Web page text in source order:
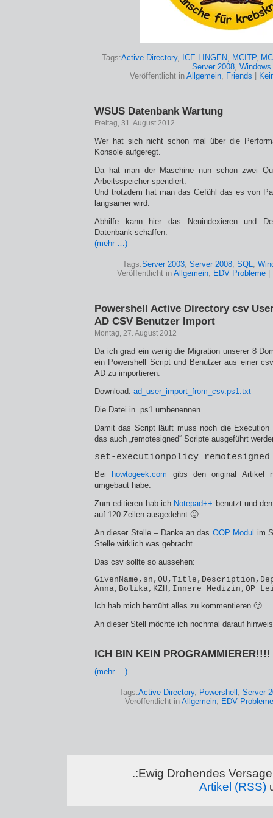
Tags:Active Directory, ICE LINGEN, MCITP,
Server 2008, Windows
Veröffentlicht in Allgemein, Friends
WSUS Datenbank Wartung
Freitag, 31. August 2012
Wer hat sich nicht schon mal über die
Konsole aufgeregt.
Da hat man der Maschine nun schon zwei
Arbeitsspeicher spendiert.
Und trotzdem hat man das Gefühl das es von
langsamer wird.
Abhilfe kann hier das Neuindexieren und
Datenbank schaffen.
(mehr …)
Tags:Server 2003, Server 2008, SQL,
Veröffentlicht in Allgemein, EDV Probleme|
Powershell Active Directory csv
AD CSV Benutzer Import
Montag, 27. August 2012
Da ich grad ein wenig die Migration unserer 8
ein Powershell Script und Benutzer aus einer
AD zu importieren.
Download: ad_user_import_from_csv.ps1.txt
Die Datei in .ps1 umbenennen.
Damit das Script läuft muss noch die Execution
das auch „remotesigned“ Scripte ausgeführt
set-executionpolicy remotesigned
Bei howtogeek.com gibs den original Artikel
umgebaut habe.
Zum editieren hab ich Notepad++ benutzt und
auf 120 Zeilen ausgedehnt 🙂
An dieser Stelle – Danke an das OOP Modul im
Stelle wirklich was gebracht …
Das csv sollte so aussehen:
Anna,Bolika,KZH,Innere Medizin,OP
Ich hab mich bemüht alles zu kommentieren 🙂
An dieser Stell möchte ich nochmal darauf
ICH BIN KEIN PROGRAMMIERER!!!!
(mehr …)
Tags:Active Directory, Powershell , Server
Veröffentlicht in Allgemein, EDV Probleme
.:Ewig Drohendes
Artikel (RSS)